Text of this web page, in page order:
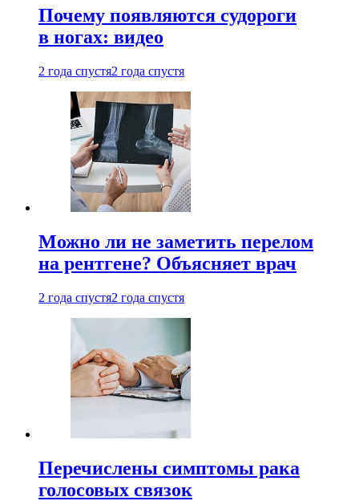
Почему появляются судороги
в ногах: видео
2 года спустя2 года спустя
Можно ли не заметить перелом
на рентгене? Объясняет врач
2 года спустя2 года спустя
Перечислены симптомы рака
голосовых связок